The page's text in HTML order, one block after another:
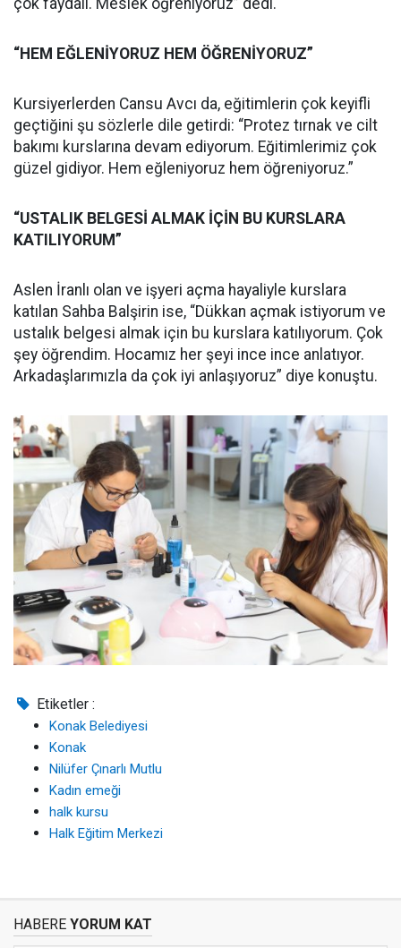
çok faydalı. Meslek öğreniyoruz” dedi.
“HEM EĞLENİYORUZ HEM ÖĞRENİYORUZ”
Kursiyerlerden Cansu Avcı da, eğitimlerin çok keyifli
geçtiğini şu sözlerle dile getirdi: “Protez tırnak ve cilt
bakımı kurslarına devam ediyorum. Eğitimlerimiz çok
güzel gidiyor. Hem eğleniyoruz hem öğreniyoruz.”
“USTALIK BELGESİ ALMAK İÇİN BU KURSLARA
KATILIYORUM”
Aslen İranlı olan ve işyeri açma hayaliyle kurslara
katılan Sahba Balşirin ise, “Dükkan açmak istiyorum ve
ustalık belgesi almak için bu kurslara katılıyorum. Çok
şey öğrendim. Hocamız her şeyi ince ince anlatıyor.
Arkadaşlarımızla da çok iyi anlaşıyoruz” diye konuştu.
Etiketler :
Konak Belediyesi
Konak
Nilüfer Çınarlı Mutlu
Kadın emeği
halk kursu
Halk Eğitim Merkezi
HABERE YORUM KAT